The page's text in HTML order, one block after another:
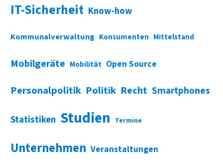
IT-Sicherheit Know-how
Kommunalverwaltung Konsumenten Mittelstand
Mobilgeräte Mobilität Open Source
Personalpolitik Politik Recht Smartphones
Statistiken Studien Termine
Unternehmen Veranstaltungen